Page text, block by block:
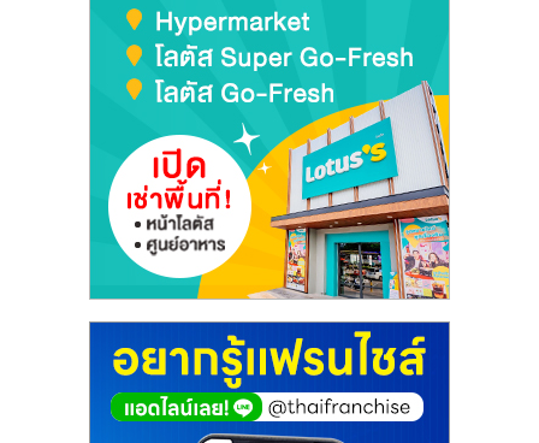
ขยาย
แฟ
ไชส์,